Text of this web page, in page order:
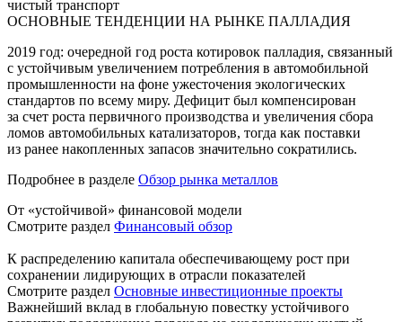
чистый транспорт
ОСНОВНЫЕ ТЕНДЕНЦИИ НА РЫНКЕ ПАЛЛАДИЯ
2019 год: очередной год роста котировок палладия, связанный
с устойчивым увеличением потребления в автомобильной
промышленности на фоне ужесточения экологических
стандартов по всему миру. Дефицит был компенсирован
за счет роста первичного производства и увеличения сбора
ломов автомобильных катализаторов, тогда как поставки
из ранее накопленных запасов значительно сократились.
Подробнее в разделе Обзор рынка металлов
От «устойчивой» финансовой модели
Смотрите раздел Финансовый обзор
К распределению капитала обеспечивающему рост при
сохранении лидирующих в отрасли показателей
Смотрите раздел Основные инвестиционные проекты
Важнейший вклад в глобальную повестку устойчивого